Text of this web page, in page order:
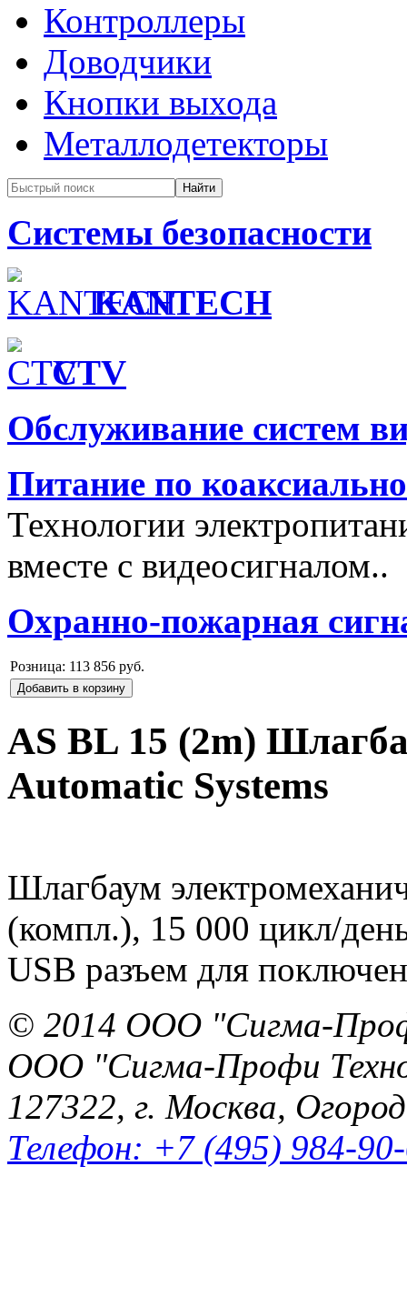
Контроллеры
Доводчики
Кнопки выхода
Металлодетекторы
Системы безопасности
KANTECH
CTV
Обслуживание систем
Питание по
Технологии
вместе с видеосигналом..
Охранно-пожарная
Розница: 113 856 руб.
Добавить в корзину
AS BL 15 (2m)
Automatic Systems
Шлагбаум
(компл.), 15 000 цикл/
USB разъем для
© 2014 ООО "Сигма-
ООО "Сигма-Профи
127322, г. Москва,
Телефон: +7 (495) 984-